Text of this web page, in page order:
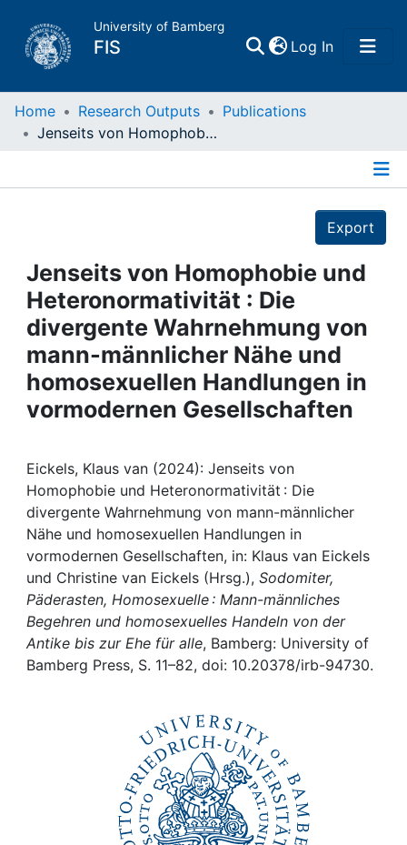
University of Bamberg
FIS Log In(current)
Home
Projects
People
Institutions
Awards
Help
Home Research Outputs
Publications
Jenseits von Homophobie und Heteronormativität : Die divergente Wahrnehmung von mann-männlicher Nähe und homosexuellen Handlungen in vormodernen Gesellschaften
Export
Jenseits von Homophobie und
Heteronormativität : Die
divergente Wahrnehmung von
mann-männlicher Nähe und
homosexuellen Handlungen in
vormodernen Gesellschaften
Eickels, Klaus van (2024): Jenseits von
Homophobie und Heteronormativität : Die
divergente Wahrnehmung von mann-männlicher
Nähe und homosexuellen Handlungen in
vormodernen Gesellschaften, in: Klaus van Eickels
und Christine van Eickels (Hrsg.), Sodomiter,
Päderasten, Homosexuelle : Mann-männliches
Begehren und homosexuelles Handeln von der
Antike bis zur Ehe für alle, Bamberg: University of
Bamberg Press, S. 11–82, doi: 10.20378/irb-94730.